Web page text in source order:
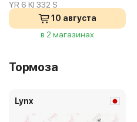
YR 6 KI 332 S
10 августа
в 2 магазинах
Тормоза
Lynx